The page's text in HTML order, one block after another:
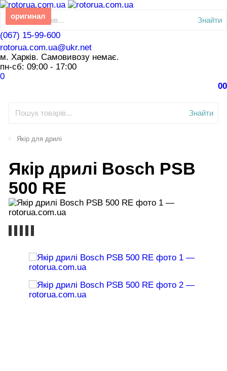
Знайти
(067) 15-99-600
rotorua.com.ua@ukr.net
м. Харків. Самовивозу немає.
пн-сб: 09:00 - 17:00
0
00
Знайти
Якір для дрилі
Якір дрилі Bosch PSB
500 RE
оригинал